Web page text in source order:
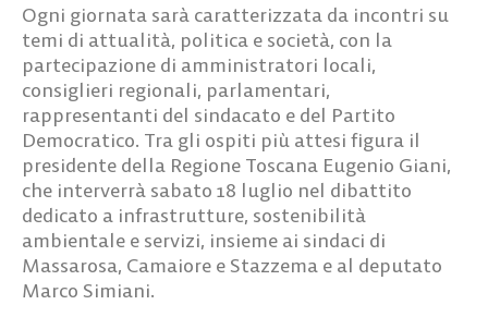
Ogni giornata sarà caratterizzata da incontri su
temi di attualità, politica e società, con la
partecipazione di amministratori locali,
consiglieri regionali, parlamentari,
rappresentanti del sindacato e del Partito
Democratico. Tra gli ospiti più attesi figura il
presidente della Regione Toscana Eugenio Giani,
che interverrà sabato 18 luglio nel dibattito
dedicato a infrastrutture, sostenibilità
ambientale e servizi, insieme ai sindaci di
Massarosa, Camaiore e Stazzema e al deputato
Marco Simiani.